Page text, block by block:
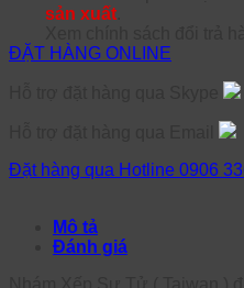
sản xuất
ĐẶT HÀNG ONLINE
Đặt hàng qua Hotline 0906
Mô tả
Đánh giá